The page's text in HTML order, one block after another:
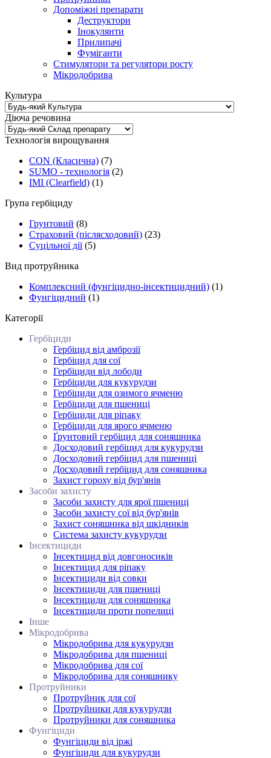
Допоміжні препарати
Деструктори
Інокулянти
Прилипачі
Фуміганти
Стимулятори та регулятори росту
Мікродобрива
Культура
Діюча речовина
Технологія вирощування
CON (Класична) (7)
SUMO - технологія (2)
ІMI (Сlearfield) (1)
Група гербіциду
Грунтовий (8)
Страховий (післясходовий) (23)
Суцільної дії (5)
Вид протруйника
Комплексний (фунгіцидно-інсектицидний) (1)
Фунгіцидний (1)
Категорії
Гербіциди
Гербіцид від амброзії
Гербіцид для сої
Гербіциди від лободи
Гербіциди для кукурудзи
Гербіциди для озимого ячменю
Гербіциди для пшениці
Гербіциди для ріпаку
Гербіциди для ярого ячменю
Ґрунтовий гербіцид для соняшника
Досходовий гербіцид для кукурудзи
Досходовий гербіцид для пшениці
Досходовий гербіцид для соняшника
Захист гороху від бур'янів
Засоби захисту
Засоби захисту для ярої пшениці
Засоби захисту сої від бур'янів
Захист соняшника від шкідників
Система захисту кукурудзи
Інсектициди
Інсектицид від довгоносиків
Інсектицид для ріпаку
Інсектициди від совки
Інсектициди для пшениці
Інсектициди для соняшника
Інсектициди проти попелиці
Інше
Мікродобрива
Мікродобрива для кукурудзи
Мікродобрива для пшениці
Мікродобрива для сої
Мікродобрива для соняшнику
Протруйники
Протруйник для сої
Протруйники для кукурудзи
Протруйники для соняшника
Фунгіциди
Фунгіциди від іржі
Фунгіциди для кукурудзи